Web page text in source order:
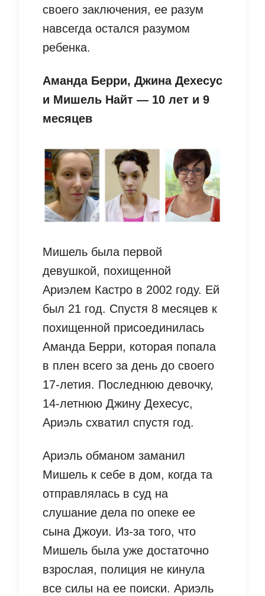
своего заключения, ее разум
навсегда остался разумом
ребенка.
Аманда Берри, Джина Дехесус
и Мишель Найт — 10 лет и 9
месяцев
Мишель была первой
девушкой, похищенной
Ариэлем Кастро в 2002 году. Ей
был 21 год. Спустя 8 месяцев к
похищенной присоединилась
Аманда Берри, которая попала
в плен всего за день до своего
17-летия. Последнюю девочку,
14-летнюю Джину Дехесус,
Ариэль схватил спустя год.
Ариэль обманом заманил
Мишель к себе в дом, когда та
отправлялась в суд на
слушание дела по опеке ее
сына Джоуи. Из-за того, что
Мишель была уже достаточно
взрослая, полиция не кинула
все силы на ее поиски. Ариэль